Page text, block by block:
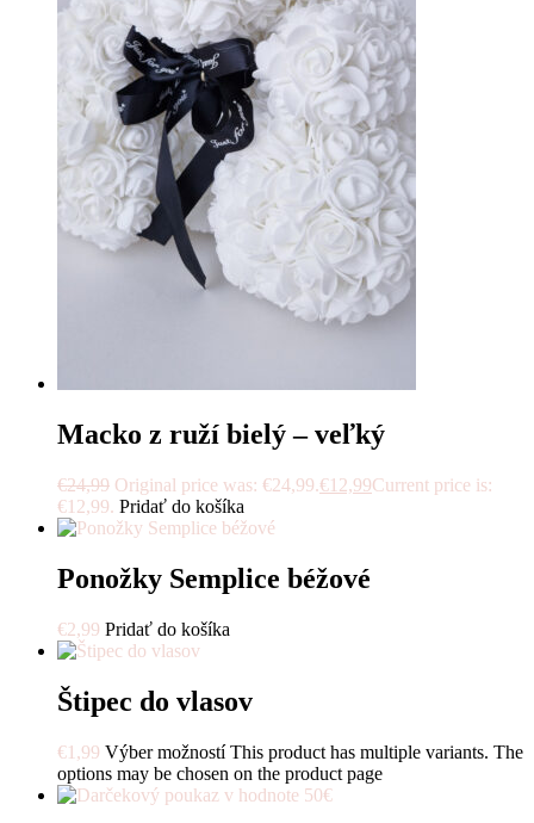
Macko z ruží bielý – veľký
€24,99 Original price was: €24,99.€12,99Current price is:
€12,99. Pridať do košíka
Ponožky Semplice béžové
€2,99 Pridať do košíka
Štipec do vlasov
€1,99 Výber možností This product has multiple variants. The
options may be chosen on the product page